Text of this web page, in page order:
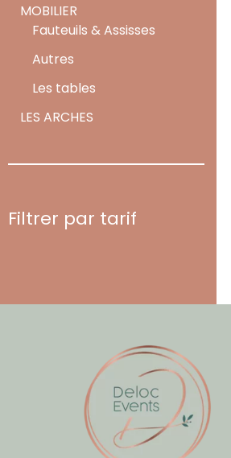
MOBILIER
Fauteuils & Assisses
Autres
Les tables
LES ARCHES
Filtrer par tarif